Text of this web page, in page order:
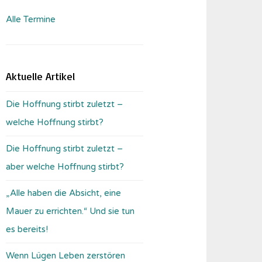
Alle Termine
Aktuelle Artikel
Die Hoffnung stirbt zuletzt –
welche Hoffnung stirbt?
Die Hoffnung stirbt zuletzt –
aber welche Hoffnung stirbt?
„Alle haben die Absicht, eine
Mauer zu errichten.“ Und sie tun
es bereits!
Wenn Lügen Leben zerstören